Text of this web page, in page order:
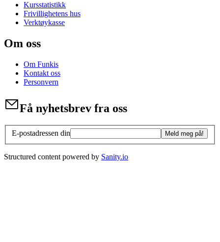
Kursstatistikk
Frivillighetens hus
Verktøykasse
Om oss
Om Funkis
Kontakt oss
Personvern
Få nyhetsbrev fra oss
E-postadressen din Meld meg på!
Structured content powered by Sanity.io